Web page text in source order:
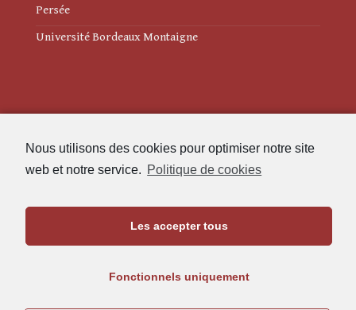
Nous utilisons des cookies pour optimiser notre site
web et notre service. Politique de cookies
Les accepter tous
Fonctionnels uniquement
Persée
Université Bordeaux Montaigne
Politique de cookies (UE)
Maison de l'Archéologie